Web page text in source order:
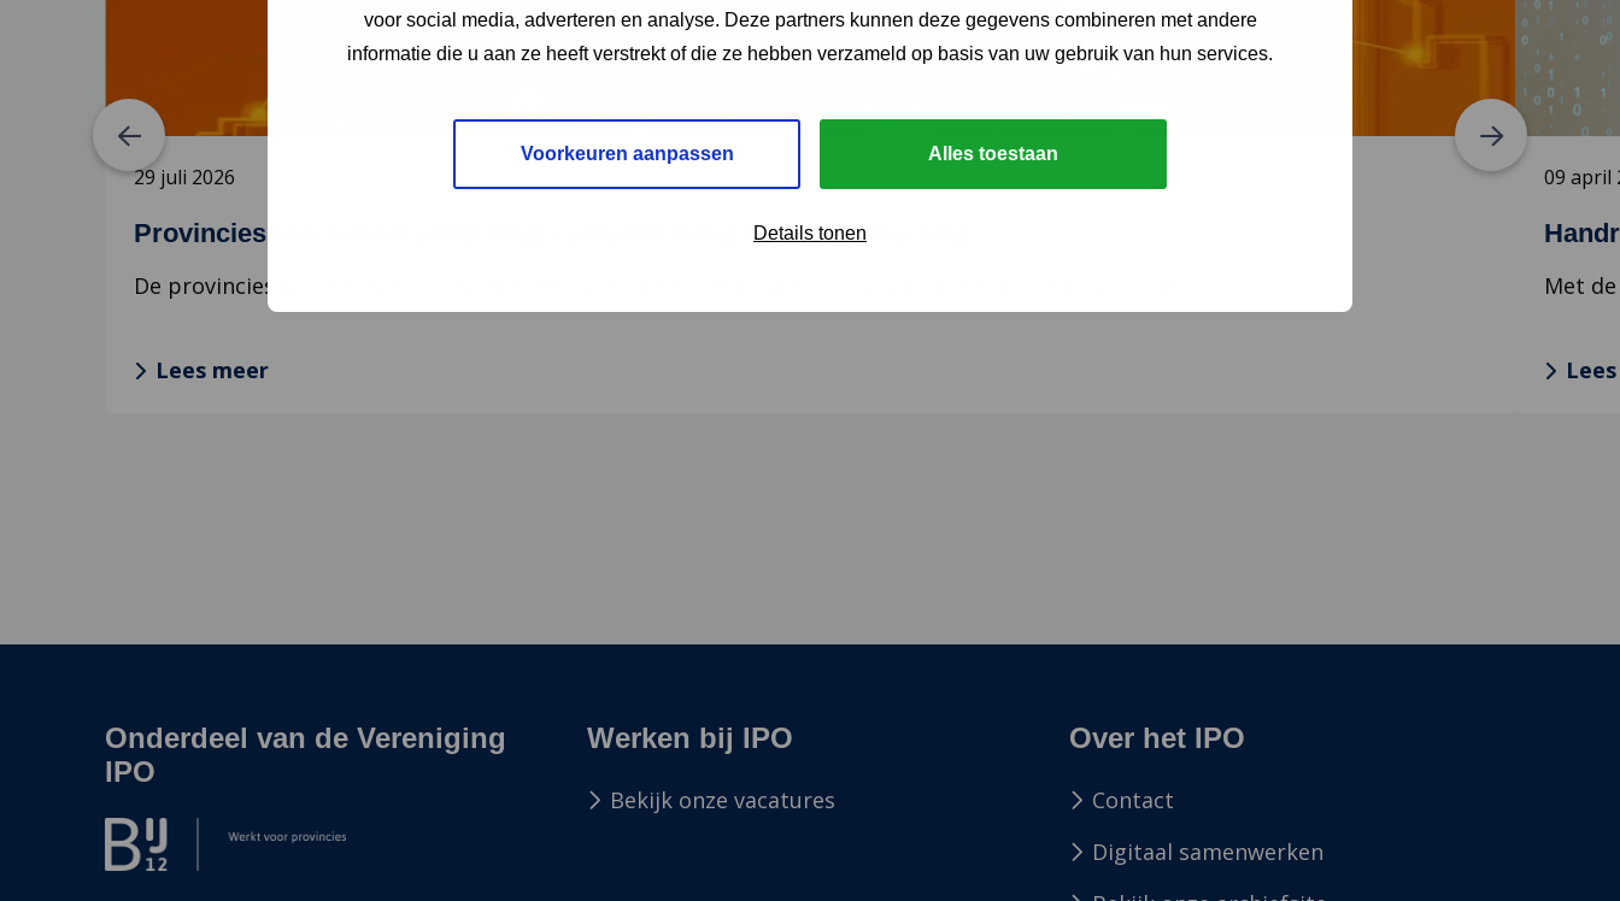
voor social media, adverteren en analyse. Deze partners kunnen deze gegevens combineren met andere
informatie die u aan ze heeft verstrekt of die ze hebben verzameld op basis van uw gebruik van hun services.
Voorkeuren aanpassen Alles toestaan
Details tonen
Provincies versterken onderlinge samenwerking rond digitalisering
29 juli 2026
De provincies intensiveren de interprovinciale en interbestuurlijke samenwerking op het gebied van...
Lees meer
digitalisering
09 april
Met
biedt
provincies
overzicht
Onderdeel van de Vereniging
IPO
Werken bij IPO
Bekijk onze vacatures
Over het IPO
Contact
Digitaal samenwerken